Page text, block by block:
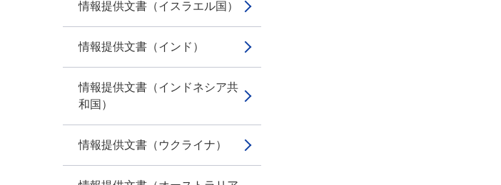
情報提供文書（イスラエル国）
情報提供文書（インド）
情報提供文書（インドネシア共
和国）
情報提供文書（ウクライナ）